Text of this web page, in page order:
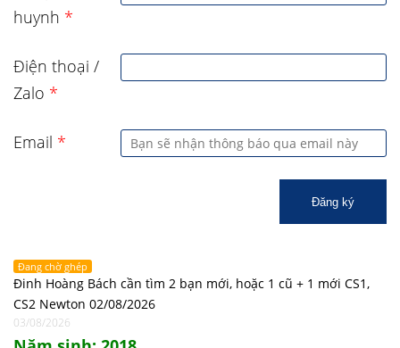
huynh *
Điện thoại /
Zalo *
Email *
Đăng ký
Đang chờ ghép
Đinh Hoàng Bách cần tìm 2 bạn mới, hoặc 1 cũ + 1 mới CS1,
CS2 Newton 02/08/2026
03/08/2026